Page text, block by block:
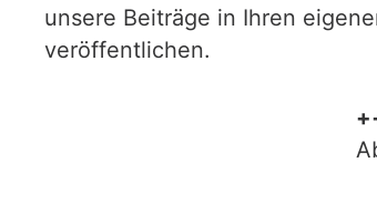
unsere Beiträge in Ihren
veröffentlichen.